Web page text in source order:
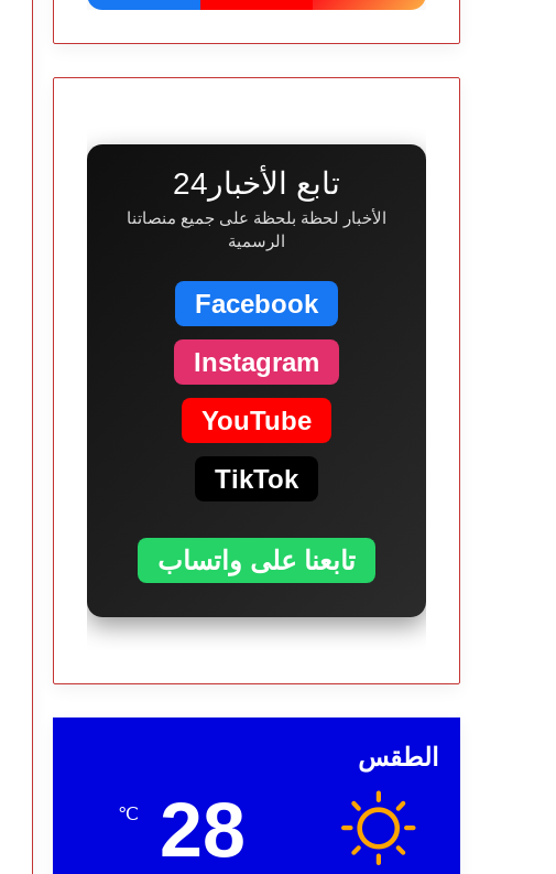
تابع الأخبار24
الأخبار لحظة بلحظة على جميع منصاتنا
الرسمية
Facebook
Instagram
YouTube
TikTok
تابعنا على واتساب
الطقس
28
℃